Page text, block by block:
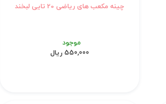
چینه مکعب های ریاضی 20 تایی لبخند
موجود
550,000 ریال